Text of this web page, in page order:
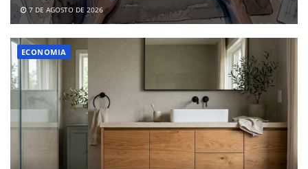
7 DE AGOSTO DE 2026
ECONOMIA